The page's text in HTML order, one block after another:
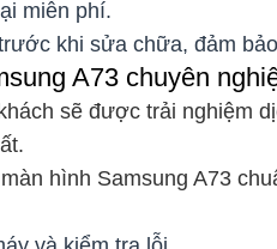
miễn phí.
khi sửa chữa, đảm
A73 chuyên
sẽ được trải nghiệm
hình Samsung A73